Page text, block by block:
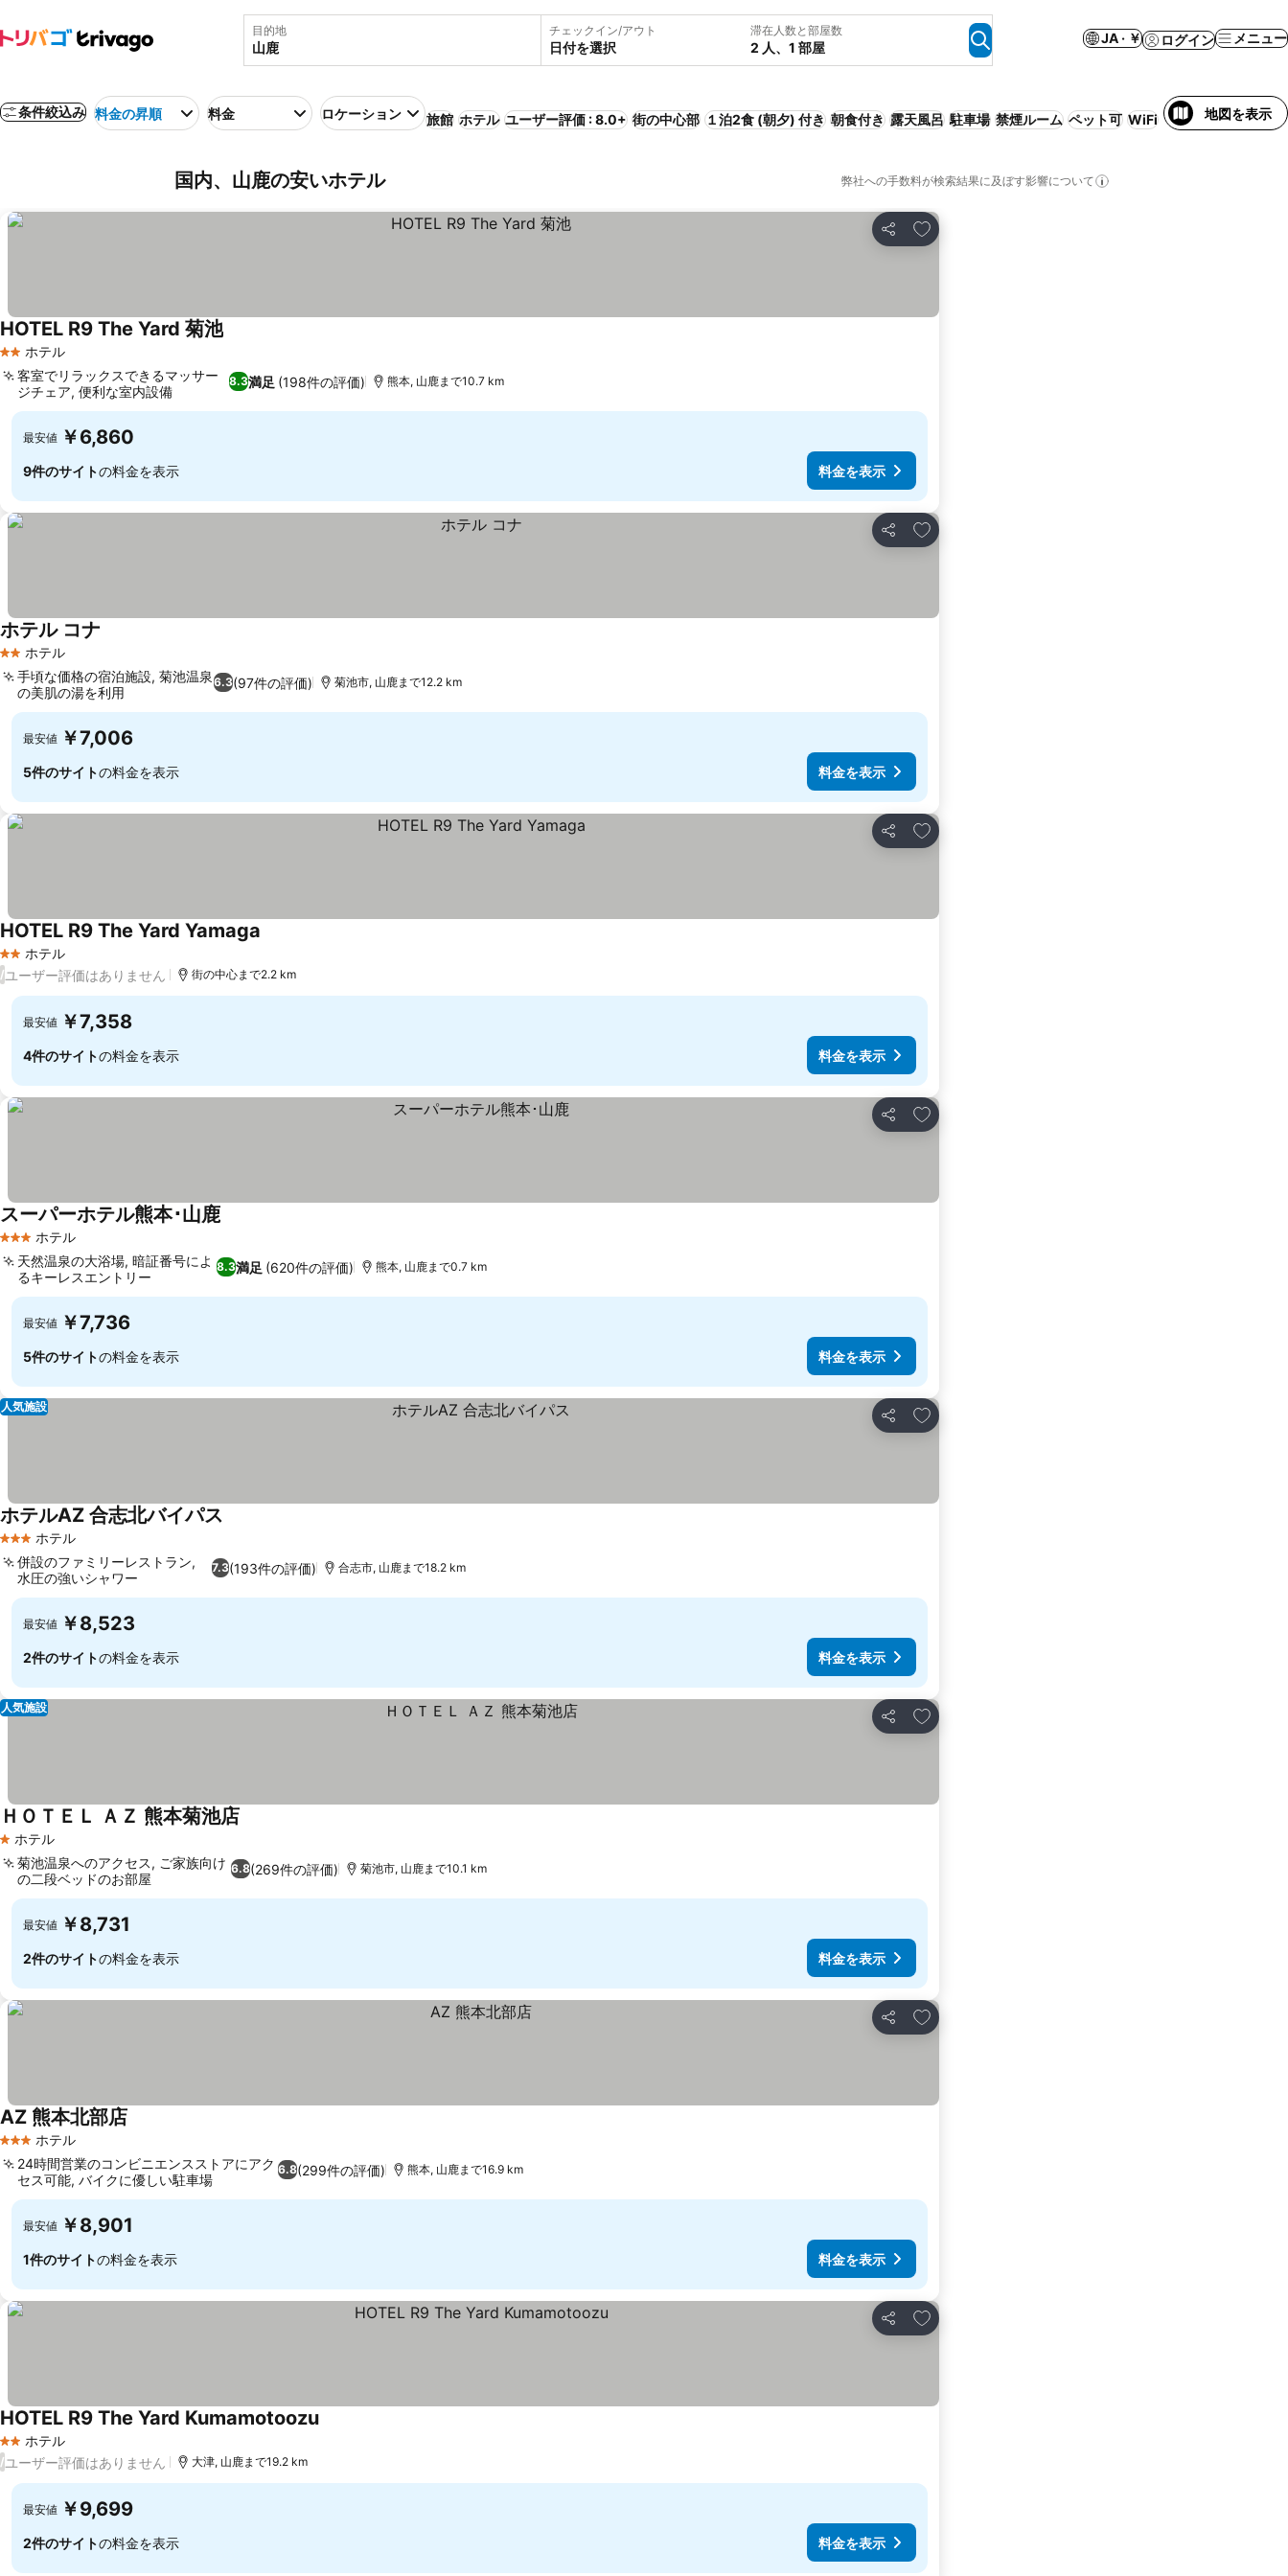
目的地 チェックイン/アウト
日付を選択
滞在人数と部屋数
2 人、1 部屋
JA · ￥ ログイン メニュー
条件絞込み 料金の昇順 料金 ロケーション 旅館 ホテル ユーザー評価 : 8.0+ 街の中心部 １泊2食 (朝夕) 付き 朝食付き 露天風呂 駐車場 禁煙ルーム ペット可 WiFi 旅館 ゲストハウス
地図を表示
国内、山鹿の安いホテル 弊社への手数料が検索結果に及ぼす影響について
シェア
お気に入りに追加
2 ホテルのランク
ホテル
HOTEL R9 The Yard 菊池
8.3満足 (198件の評価)
客室でリラックスできるマッサー
ジチェア, 便利な室内設備
熊本, 山鹿まで10.7 km
最安値 ￥6,860
9件のサイトの料金を表示 料金を表示
シェア
お気に入りに追加
2 ホテルのランク
ホテル
ホテル コナ
6.3(97件の評価)
手頃な価格の宿泊施設, 菊池温泉
の美肌の湯を利用
菊池市, 山鹿まで12.2 km
最安値 ￥7,006
5件のサイトの料金を表示 料金を表示
シェア
お気に入りに追加
2 ホテルのランク
ホテル
HOTEL R9 The Yard Yamaga
/ユーザー評価はありません 街の中心まで2.2 km
最安値 ￥7,358
4件のサイトの料金を表示 料金を表示
シェア
お気に入りに追加
3 ホテルのランク
ホテル
スーパーホテル熊本･山鹿
8.3満足 (620件の評価)
天然温泉の大浴場, 暗証番号によ
るキーレスエントリー
熊本, 山鹿まで0.7 km
最安値 ￥7,736
5件のサイトの料金を表示 料金を表示
シェア
お気に入りに追加
人気施設
3 ホテルのランク
ホテル
ホテルAZ 合志北バイパス
7.3(193件の評価)
併設のファミリーレストラン,
水圧の強いシャワー
合志市, 山鹿まで18.2 km
最安値 ￥8,523
2件のサイトの料金を表示 料金を表示
シェア
お気に入りに追加
人気施設
1 ホテルのランク
ホテル
ＨＯＴＥＬ ＡＺ 熊本菊池店
6.8(269件の評価)
菊池温泉へのアクセス, ご家族向け
の二段ベッドのお部屋
菊池市, 山鹿まで10.1 km
最安値 ￥8,731
2件のサイトの料金を表示 料金を表示
シェア
お気に入りに追加
3 ホテルのランク
ホテル
AZ 熊本北部店
6.8(299件の評価)
24時間営業のコンビニエンスストアにアク
セス可能, バイクに優しい駐車場
熊本, 山鹿まで16.9 km
最安値 ￥8,901
1件のサイトの料金を表示 料金を表示
シェア
お気に入りに追加
2 ホテルのランク
ホテル
HOTEL R9 The Yard Kumamotoozu
/ユーザー評価はありません 大津, 山鹿まで19.2 km
最安値 ￥9,699
2件のサイトの料金を表示 料金を表示